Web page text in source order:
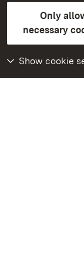
Only
necessary
Show cookie
State Palaces
FAQMasthead
Declaration on
BITV-konform